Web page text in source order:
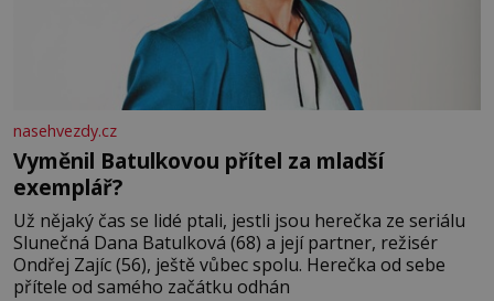
nasehvezdy.cz
Vyměnil Batulkovou přítel za mladší
exemplář?
Už nějaký čas se lidé ptali, jestli jsou herečka ze seriálu
Slunečná Dana Batulková (68) a její partner, režisér
Ondřej Zajíc (56), ještě vůbec spolu. Herečka od sebe
přítele od samého začátku odhán